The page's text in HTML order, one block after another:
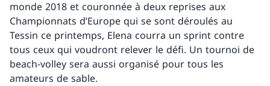
monde 2018 et couronnée à deux reprises aux
Championnats d’Europe qui se sont déroulés au
Tessin ce printemps, Elena courra un sprint contre
tous ceux qui voudront relever le défi. Un tournoi de
beach-volley sera aussi organisé pour tous les
amateurs de sable.